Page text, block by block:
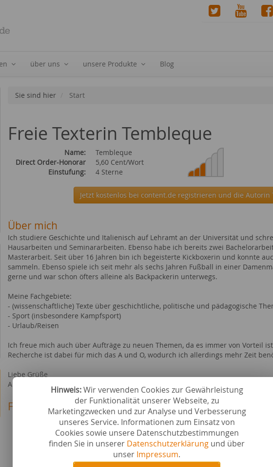
Hinweis:Wir verwenden Cookies zur Gewährleistung
der Funktionalität unserer Webseite, zu
Marketingzwecken und zur Analyse und Verbesserung
unseres Service. Informationen zum Einsatz von
Cookies sowie unsere Datenschutzbestimmungen
finden Sie in unserer Datenschutzerklärung und über
unser Impressum.
über uns unsere Produkte Blog
Sie sind hier Start
Freie Texterin Tembleque
Name:
Tembleque
Direct Order-Honorar
5,60 Cent/Wort
Einstufung:
4 Sterne
Jetzt kostenlos bei content.de registrieren und die Autorin
Über mich
Ich studiere Geschichte und Italienisch auf Lehramt an der Universität und
Hausarbeiten und Seminararbeiten. Ebenso habe ich bereits zwei
Masterarbeit. Seit über 16 Jahren bin ich begeisterte Kickboxerin und konnte
sammeln. Ebenso spiele ich seit mehr als sechs Jahren Fußball in einer
gerne und war schon öfters alleine als Backpackerin unterwegs.
Meine Fachgebiete:
- (wissenschaftliche) Texte über geschichtliche, politische und pädagogische
- Sport (insbesondere Kampfsport)
- Urlaub/Reisen
Ich freue mich auch über Aufträge zu neuen Themen, da es immer von Vorteil
Recherche ist dabei für mich das A und O, wodurch ich allerdings mehr Zeit
Liebe Grüße
Anna
Fachgebiete bei content.de
iPod & iPad & Co.
Foto & Kunst
Gesellschaft
Filme & Serien
Hobby &